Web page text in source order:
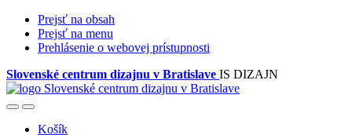
Prejsť na obsah
Prejsť na menu
Prehlásenie o webovej prístupnosti
Slovenské centrum dizajnu v Bratislave IS DIZAJN
Košík